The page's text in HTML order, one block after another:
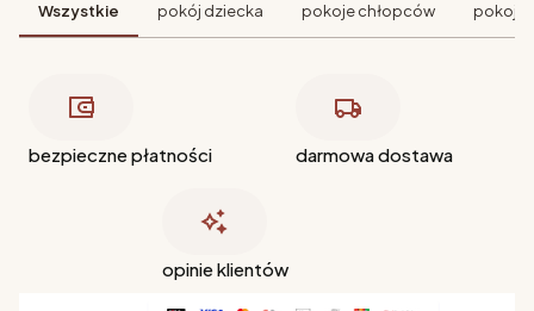
Wszystkie pokój dziecka pokoje chłopców pokoje
bezpieczne płatności darmowa dostawa
opinie klientów